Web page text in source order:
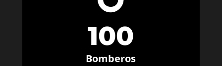
100
Bomberos